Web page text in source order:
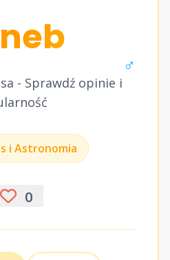
- Sprawdź opinie i
♂
i Astronomia
0